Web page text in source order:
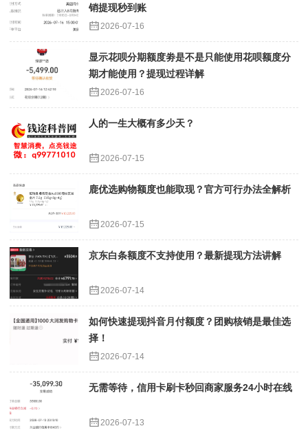
销提现秒到账
2026-07-16
显示花呗分期额度劵是不是只能使用花呗额度分
期才能使用？提现过程详解
2026-07-16
人的一生大概有多少天？
2026-07-15
鹿优选购物额度也能取现？官方可行办法全解析
2026-07-15
京东白条额度不支持使用？最新提现方法讲解
2026-07-14
如何快速提现抖音月付额度？团购核销是最佳选
择！
2026-07-14
无需等待，信用卡刷卡秒回商家服务24小时在线
2026-07-13